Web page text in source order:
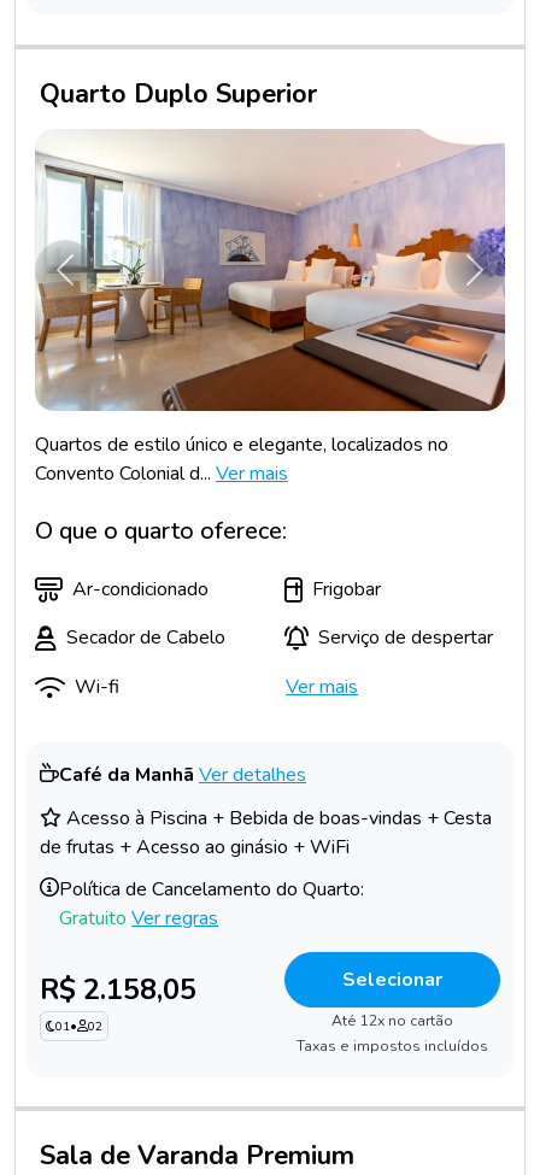
Quarto Duplo Superior
Anterior
Quartos de estilo único e elegante, localizados no
Convento Colonial d... Ver mais
O que o quarto oferece:
Ar-condicionado
Frigobar
Secador de Cabelo
Serviço de despertar
Wi-fi
Ver mais
Café da Manhã Ver detalhes
Acesso à Piscina + Bebida de boas-vindas + Cesta
de frutas + Acesso ao ginásio + WiFi
Política de Cancelamento do Quarto:
Gratuito Ver regras
R$ 2.158,05
01• 02
Selecionar
Até 12x no cartão
Taxas e impostos incluídos
Sala de Varanda Premium